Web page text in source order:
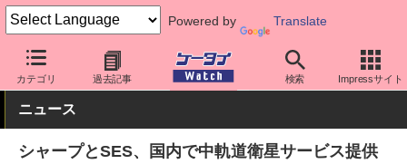
Powered by Translate
カテゴリ 過去記事 検索 Impressサイト
ケータイ Watch 最新技術/その他 AI
ニュース
シャープとSES、国内で中軌道衛星サービス提供